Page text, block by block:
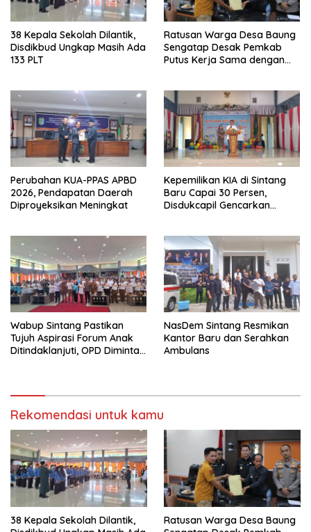
38 Kepala Sekolah Dilantik,
Disdikbud Ungkap Masih Ada
133 PLT
Ratusan Warga Desa Baung
Sengatap Desak Pemkab
Putus Kerja Sama dengan
Perubahan KUA-PPAS APBD
2026, Pendapatan Daerah
Diproyeksikan Meningkat
Kepemilikan KIA di Sintang
Baru Capai 30 Persen,
Disdukcapil Gencarkan
Wabup Sintang Pastikan
Tujuh Aspirasi Forum Anak
Ditindaklanjuti, OPD Diminta
NasDem Sintang Resmikan
Kantor Baru dan Serahkan
Ambulans
Rekomendasi untuk kamu
38 Kepala Sekolah Dilantik,
Ratusan Warga Desa Baung